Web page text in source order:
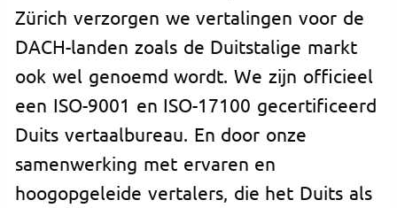
Zürich verzorgen we vertalingen voor de
DACH-landen zoals de Duitstalige markt
ook wel genoemd wordt. We zijn officieel
een ISO-9001 en ISO-17100 gecertificeerd
Duits vertaalbureau. En door onze
samenwerking met ervaren en
hoogopgeleide vertalers, die het Duits als